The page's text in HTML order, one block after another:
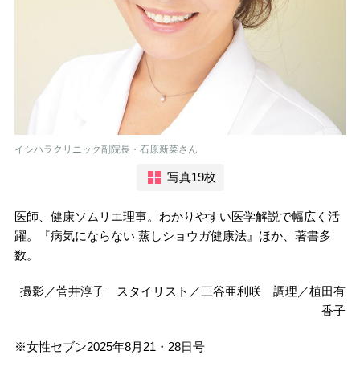
イシハラクリニック副院長・石原新菜さん
写真19枚
医師、健康ソムリエ理事。わかりやすい医学解説で幅広く活
躍。『病気にならない 蒸しショウガ健康法』ほか、著書多
数。
撮影／菅井淳子 スタイリスト／三谷亜利咲 調理／植田有
香子
※女性セブン2025年8月21・28日号